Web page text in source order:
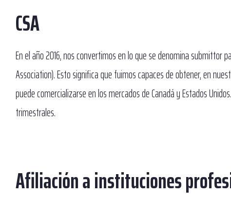
CSA
En el año 2016, nos convertimos en lo que se denomina submittor
Association). Esto significa que fuimos capaces de obtener, en
puede comercializarse en los mercados de Canadá y Estados
trimestrales.
Afiliación a instituciones